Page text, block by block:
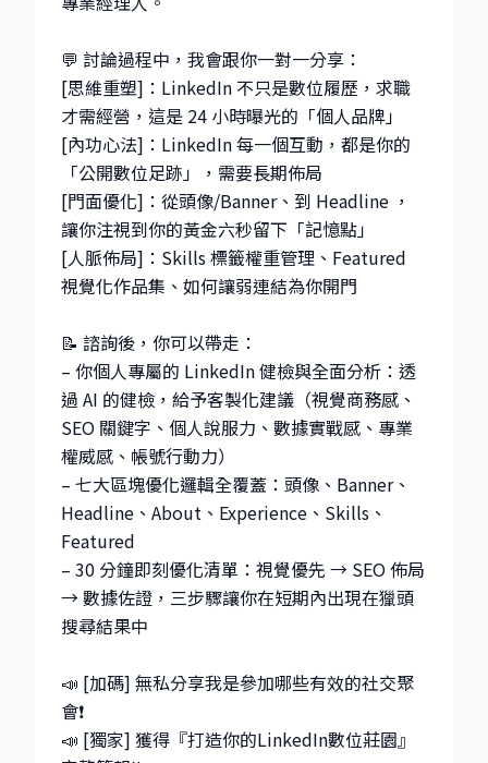
💬 討論過程中，我會跟你一對一分享：
[思維重塑]：LinkedIn 不只是數位履歷，求職
才需經營，這是 24 小時曝光的「個人品牌」
[內功心法]：LinkedIn 每一個互動，都是你的
「公開數位足跡」，需要長期佈局
[門面優化]：從頭像/Banner、到 Headline ，
讓你注視到你的黃金六秒留下「記憶點」
[人脈佈局]：Skills 標籤權重管理、Featured
視覺化作品集、如何讓弱連結為你開門
📝 諮詢後，你可以帶走：
– 你個人專屬的 LinkedIn 健檢與全面分析：透
過 AI 的健檢，給予客製化建議（視覺商務感、
SEO 關鍵字、個人說服力、數據實戰感、專業
權威感、帳號行動力）
– 七大區塊優化邏輯全覆蓋：頭像、Banner、
Headline、About、Experience、Skills、
Featured
– 30 分鐘即刻優化清單：視覺優先 → SEO 佈局
→ 數據佐證，三步驟讓你在短期內出現在獵頭
搜尋結果中
📣 [加碼] 無私分享我是參加哪些有效的社交聚
會❗
📣 [獨家] 獲得『打造你的LinkedIn數位莊園』